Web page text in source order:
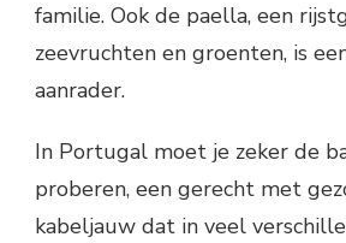
familie. Ook de paella, een
zeevruchten en groenten, is
aanrader.
In Portugal moet je zeker de
proberen, een gerecht met
kabeljauw dat in veel